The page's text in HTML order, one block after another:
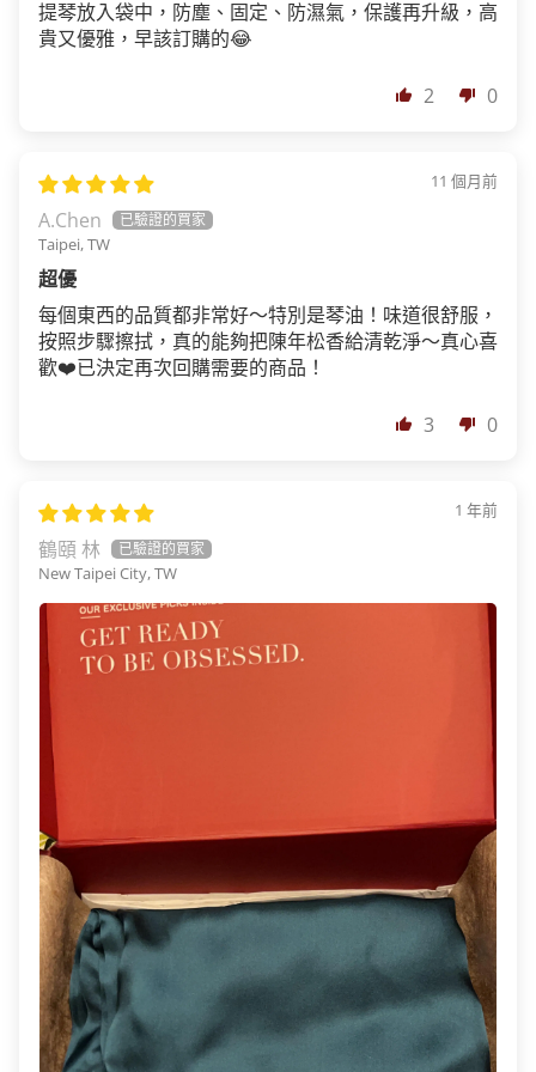
提琴放入袋中，防塵、固定、防濕氣，保護再升級，高
貴又優雅，早該訂購的😂
2 0
11 個月前
A.Chen
Taipei, TW
超優
每個東西的品質都非常好～特別是琴油！味道很舒服，
按照步驟擦拭，真的能夠把陳年松香給清乾淨～真心喜
歡❤️已決定再次回購需要的商品！
3 0
1 年前
鶴頤 林
New Taipei City, TW